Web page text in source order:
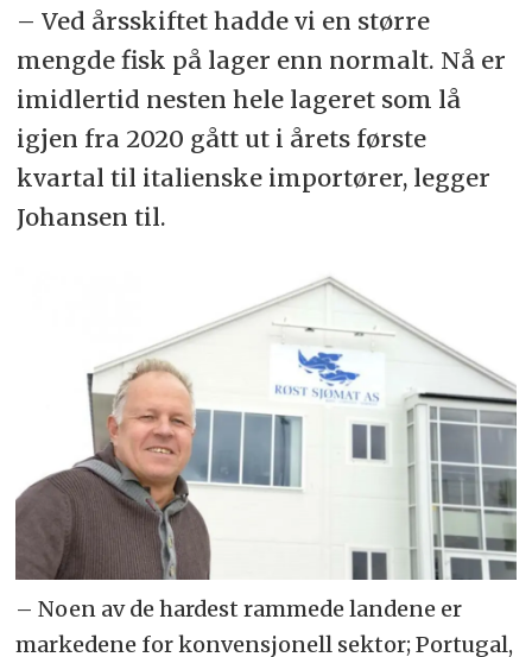
– Ved årsskiftet hadde vi en større
mengde fisk på lager enn normalt. Nå er
imidlertid nesten hele lageret som lå
igjen fra 2020 gått ut i årets første
kvartal til italienske importører, legger
Johansen til.
– Noen av de hardest rammede landene er
markedene for konvensjonell sektor; Portugal,